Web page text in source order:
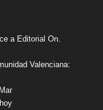
a Editorial On.
Valenciana: